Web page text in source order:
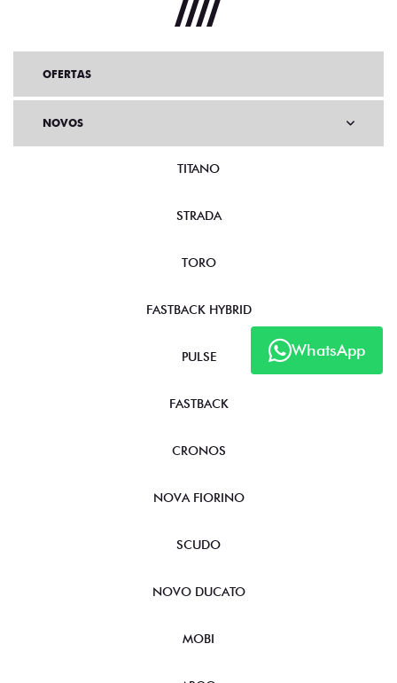
WhatsApp
OFERTAS
NOVOS
TITANO
STRADA
TORO
FASTBACK HYBRID
PULSE
FASTBACK
CRONOS
NOVA FIORINO
SCUDO
NOVO DUCATO
MOBI